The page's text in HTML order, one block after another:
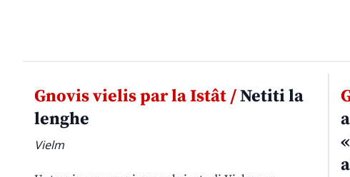
Gnovis vielis par la Istât /Netiti la
lenghe
Vielm